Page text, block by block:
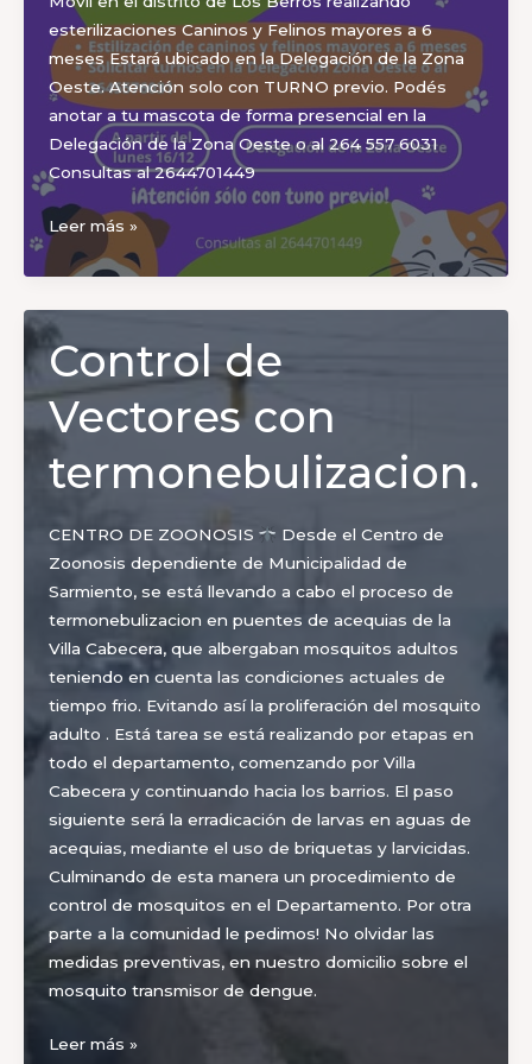
esterilizaciones Caninos y Felinos mayores a 6
meses Estará ubicado en la Delegación de la Zona
Oeste. Atención solo con TURNO previo. Podés
anotar a tu mascota de forma presencial en la
Delegación de la Zona Oeste o al 264 557 6031
Consultas al 2644701449
Atención
Zona
Oeste!
Leer más »
Control de
Vectores con
termonebulizacion.
CENTRO DE ZOONOSIS
Desde el Centro de
Zoonosis dependiente de Municipalidad de
Sarmiento, se está llevando a cabo el proceso de
termonebulizacion en puentes de acequias de la
Villa Cabecera, que albergaban mosquitos adultos
teniendo en cuenta las condiciones actuales de
tiempo frio. Evitando así la proliferación del mosquito
adulto . Está tarea se está realizando por etapas en
todo el departamento, comenzando por Villa
Cabecera y continuando hacia los barrios. El paso
siguiente será la erradicación de larvas en aguas de
acequias, mediante el uso de briquetas y larvicidas.
Culminando de esta manera un procedimiento de
control de mosquitos en el Departamento. Por otra
parte a la comunidad le pedimos! No olvidar las
medidas preventivas, en nuestro domicilio sobre el
mosquito transmisor de dengue.
Control
Leer más »